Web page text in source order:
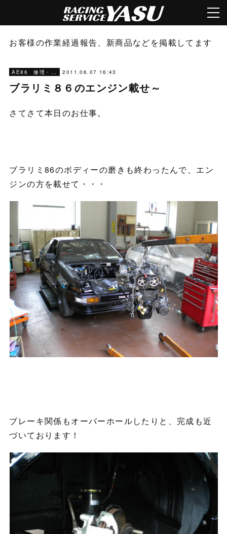
お客様の作業経過報告、新商品などを掲載してます
AE86 修理・メンテナンス 2011.06.07 16:43
ブラリミ８６のエンジン載せ～
さてさて本日のお仕事。
ブラリミ86のボディーの磨きも終わったんで、エン
ジンの方を載せて・・・
ブレーキ関係もオーバーホールしたりと、完成も近
づいております！